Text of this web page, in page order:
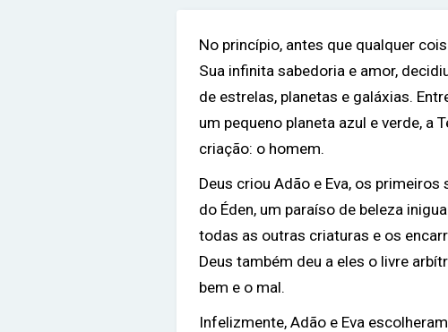
No princípio, antes que qualquer
Sua infinita sabedoria e amor,
de estrelas, planetas e galáxias.
um pequeno planeta azul e verde, a
criação: o homem.
Deus criou Adão e Eva, os
do Éden, um paraíso de beleza
todas as outras criaturas e os
Deus também deu a eles o livre
bem e o mal.
Infelizmente, Adão e Eva